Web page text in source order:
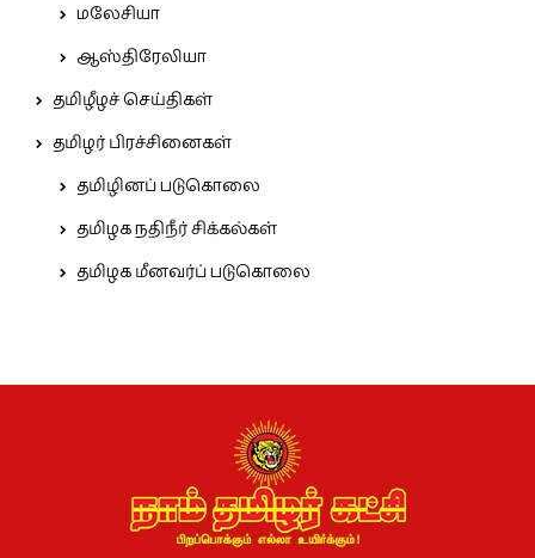
மலேசியா
ஆஸ்திரேலியா
தமிழீழச் செய்திகள்
தமிழர் பிரச்சினைகள்
தமிழினப் படுகொலை
தமிழக நதிநீர் சிக்கல்கள்
தமிழக மீனவர்ப் படுகொலை